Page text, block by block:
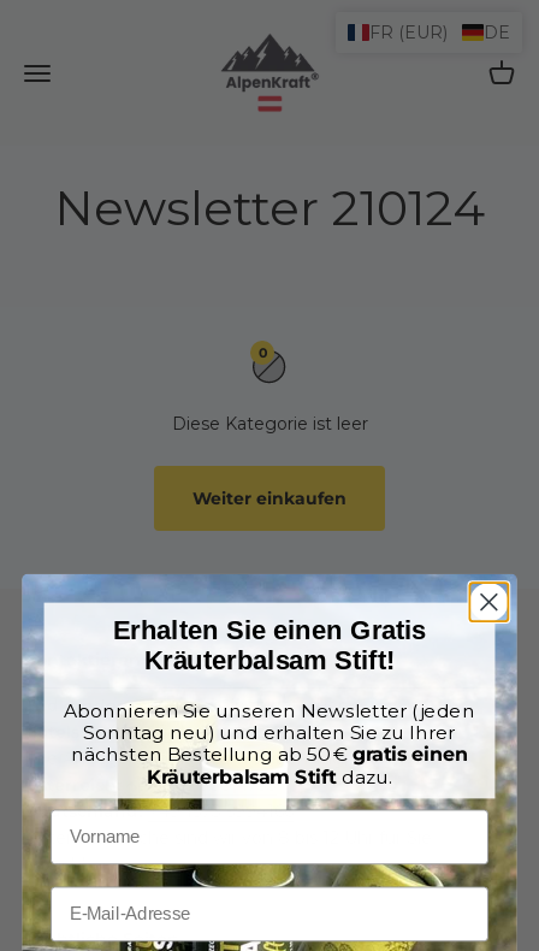
Navigationsmenü öffnen
AlpenKraft® Shop
Newsletter 210124
0
Diese Kategorie ist leer
Weiter einkaufen
Kontaktieren Sie uns
Endkunden:support@alpenkraft.shop
Hotels:anfrage@alpenkraft.shop
Ihre Anfrage wird noch am selben Tag beantwortet
Österreich:
+43 670 309 4733
Deutschland:+49 1573 5994166
Unter der Woche sind wir von 8 bis 12 Uhr für Sie
erreichbar.
Rechtliche Seiten
FR (EUR) DE
Erhalten Sie einen Gratis
Kräuterbalsam Stift!
Abonnieren Sie unseren Newsletter (jeden
Sonntag neu) und erhalten Sie zu Ihrer
nächsten Bestellung ab 50 €gratis einen
Kräuterbalsam Stift dazu.